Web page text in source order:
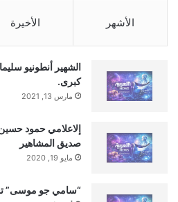
الأشهر الأخيرة
الشهير أنطونيو
كبرى.
مارس 13, 2021
إلاعلامي حمود
صديق المشاهير
مايو 19, 2020
“سامي جو موسى”